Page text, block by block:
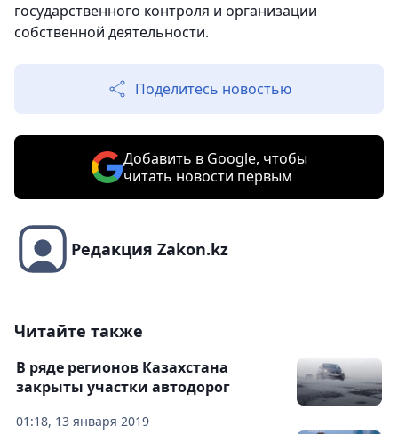
государственного контроля и организации
собственной деятельности.
Поделитесь новостью
Добавить в Google, чтобы
читать новости первым
Редакция Zakon.kz
Читайте также
01:18, 13 января 2019
В ряде регионов Казахстана
закрыты участки автодорог